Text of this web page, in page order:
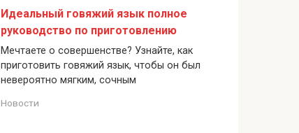
Идеальный говяжий язык полное
руководство по приготовлению
Мечтаете о совершенстве? Узнайте, как
приготовить говяжий язык, чтобы он был
невероятно мягким, сочным
Новости